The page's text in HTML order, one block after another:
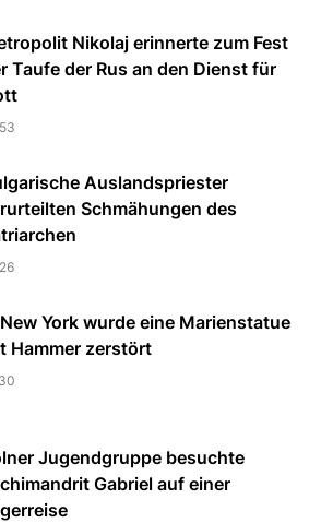
Nikolaj erinnerte zum Fest
Taufe der Rus an den Dienst für
Auslandspriester
Schmähungen des
York wurde eine Marienstatue
Hammer zerstört
Jugendgruppe besuchte
Gabriel auf einer